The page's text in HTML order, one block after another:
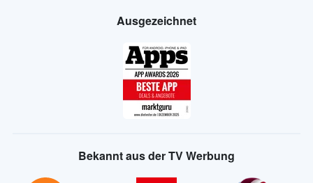
Ausgezeichnet
Bekannt aus der TV Werbung